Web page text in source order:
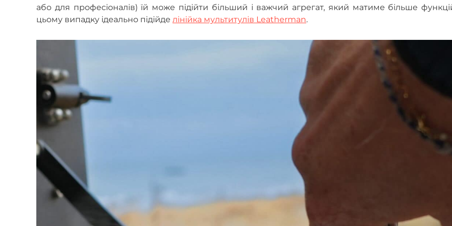
або для професіоналів) їй може підійти більший і важчий агрегат, який матиме більше
цьому випадку ідеально підійде лінійка мультитулів Leatherman.